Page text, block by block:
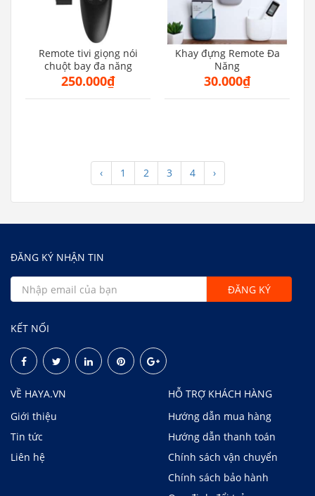
Remote tivi giọng nói
chuột bay đa năng
250.000₫
Khay đựng Remote Đa
Năng
30.000₫
‹ 1 2 3 4 ›
ĐĂNG KÝ NHẬN TIN
KẾT NỐI
VỀ HAYA.VN
Giới thiệu
Tin tức
Liên hệ
HỖ TRỢ KHÁCH HÀNG
Hướng dẫn mua hàng
Hướng dẫn thanh toán
Chính sách vận chuyển
Chính sách bảo hành